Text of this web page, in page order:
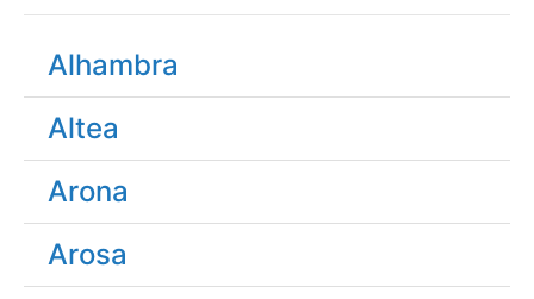
Alhambra
Altea
Arona
Arosa